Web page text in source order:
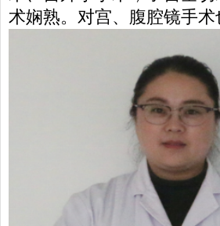
术娴熟。对宫、腹腔镜手